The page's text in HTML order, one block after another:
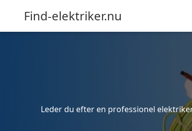
Find-elektriker.nu
Leder du efter en professionel